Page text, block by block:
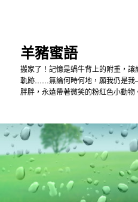
羊豬蜜語
搬家了！記憶是蝸牛背上的附重，
軌跡……無論何時何地，願我仍是我
胖胖，永遠帶著微笑的粉紅色小動物